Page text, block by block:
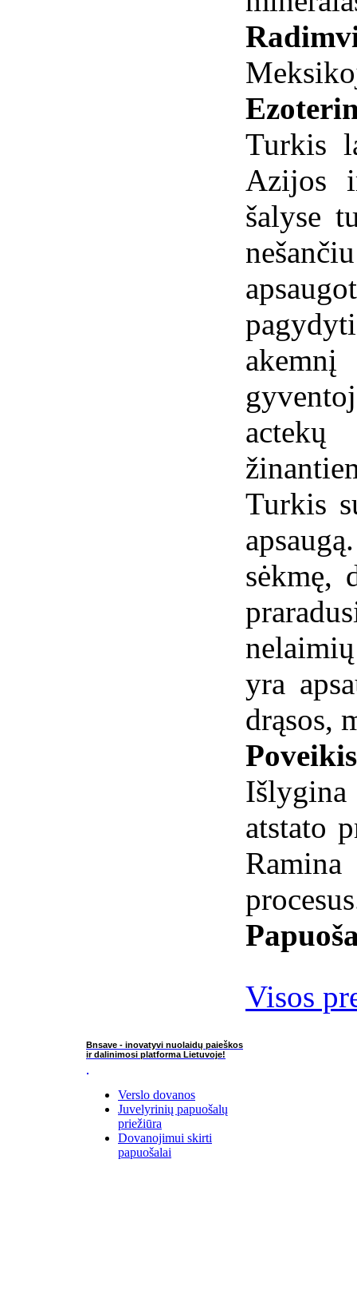
Turkis
Azijos
šalyse
Turkis
sėkmę,
yra
drąsos,
atstato
Visos
Bnsave - inovatyvi nuolaidų paieškos
ir dalinimosi platforma Lietuvoje!
Verslo dovanos
Juvelyrinių papuošalų
priežiūra
Dovanojimui skirti
papuošalai